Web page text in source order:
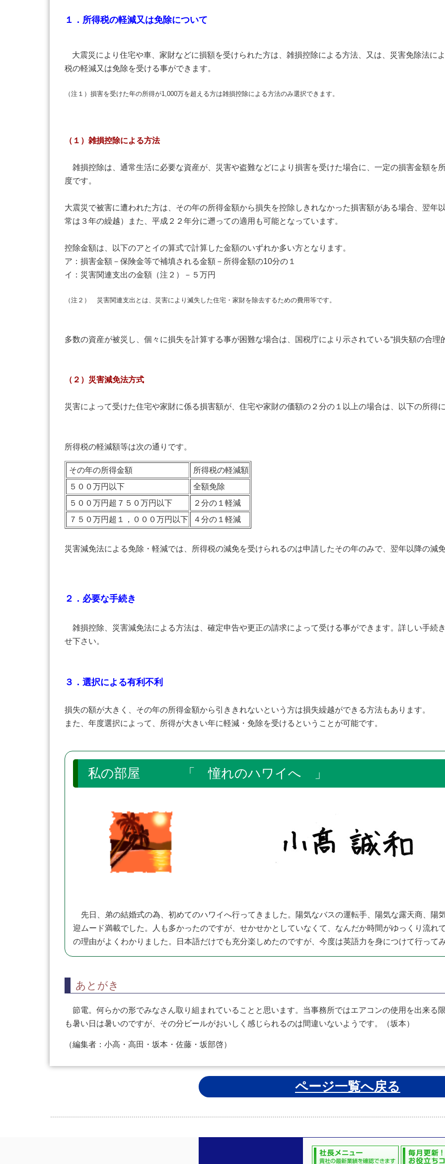
１． 所得税の軽減又は免除について
大震災により住宅や車、家財などに損額を受けられた方は、雑損控除による方法、又は、災害免除法に
税の軽減又は免除を受ける事ができます。
（注１）損害を受けた年の所得が1,000万を超える方は雑損控除による方法のみ選択できます。
（１）雑損控除による方法
雑損控除は、通常生活に必要な資産が、災害や盗難などにより損害を受けた場合に、一定の損害金額を
度です。
大震災で被害に遭われた方は、その年の所得金額から損失を控除しきれなかった損害額がある場合、翌年
常は３年の繰越）また、平成２２年分に遡っての適用も可能となっています。
控除金額は、以下のアとイの算式で計算した金額のいずれか多い方となります。
ア：損害金額－保険金等で補填される金額－所得金額の10分の１
イ：災害関連支出の金額（注２）－５万円
（注２） 災害関連支出とは、災害により滅失した住宅・家財を除去するための費用等です。
多数の資産が被災し、個々に損失を計算する事が困難な場合は、国税庁により示されている“損失額の合理
（２）災害減免法方式
災害によって受けた住宅や家財に係る損害額が、住宅や家財の価額の２分の１以上の場合は、以下の所得
所得税の軽減額等は次の通りです。
その年の所得金額
所得税の軽減額
５００万円以下
全額免除
５００万円超７５０万円以下
２分の１軽減
７５０万円超１，０００万円以下
４分の１軽減
災害減免法による免除・軽減では、所得税の減免を受けられるのは申請したその年のみで、翌年以降の減
２．必要な手続き
雑損控除、災害減免法による方法は、確定申告や更正の請求によって受ける事ができます。詳しい手続
せ下さい。
３．選択による有利不利
損失の額が大きく、その年の所得金額から引ききれないという方は損失繰越ができる方法もあります。
また、年度選択によって、所得が大きい年に軽減・免除を受けるということが可能です。
私の部屋 「 憧れのハワイへ 」
先日、弟の結婚式の為、初めてのハワイへ行ってきました。陽気なバスの運転手、陽気な露天商、陽
迎ムード満載でした。人も多かったのですが、せかせかとしていなくて、なんだか時間がゆっくり流れ
の理由がよくわかりました。日本語だけでも充分楽しめたのですが、今度は英語力を身につけて行って
あとがき
節電。何らかの形でみなさん取り組まれていることと思います。当事務所ではエアコンの使用を出来る
も暑い日は暑いのですが、その分ビールがおいしく感じられるのは間違いないようです。（坂本）
（編集者：小高・高田・坂本・佐藤・坂部啓）
ページ一覧へ戻る